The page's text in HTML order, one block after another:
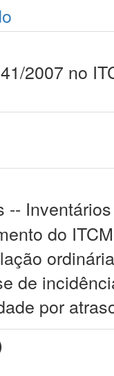
2007 no
--
do
de
por